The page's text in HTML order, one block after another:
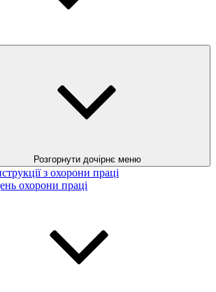
Розгорнути дочірнє меню
з охорони праці
охорони праці